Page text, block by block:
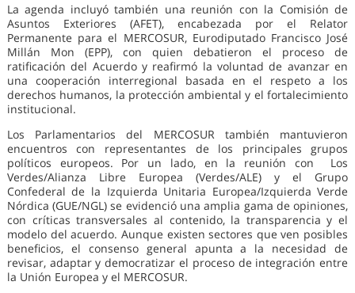
La agenda incluyó también una reunión con la Comisión de
Asuntos Exteriores (AFET), encabezada por el Relator
Permanente para el MERCOSUR, Eurodiputado Francisco José
Millán Mon (EPP), con quien debatieron el proceso de
ratificación del Acuerdo y reafirmó la voluntad de avanzar en
una cooperación interregional basada en el respeto a los
derechos humanos, la protección ambiental y el fortalecimiento
institucional.
Los Parlamentarios del MERCOSUR también mantuvieron
encuentros con representantes de los principales grupos
políticos europeos. Por un lado, en la reunión con Los
Verdes/Alianza Libre Europea (Verdes/ALE) y el Grupo
Confederal de la Izquierda Unitaria Europea/Izquierda Verde
Nórdica (GUE/NGL) se evidenció una amplia gama de opiniones,
con críticas transversales al contenido, la transparencia y el
modelo del acuerdo. Aunque existen sectores que ven posibles
beneficios, el consenso general apunta a la necesidad de
revisar, adaptar y democratizar el proceso de integración entre
la Unión Europea y el MERCOSUR.